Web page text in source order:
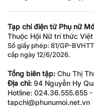
Tạp chí điện tử Phụ nữ
Thuộc Hội Nữ trí thức Việt
Số giấy phép: 81/GP-
cấp ngày 12/6/2026.
Tổng biên tập: Chu Thị
Địa chỉ: 94 Nguyễn Hy
Hotline: 024.36.555.655
tapchi@phunumoi.net.vn